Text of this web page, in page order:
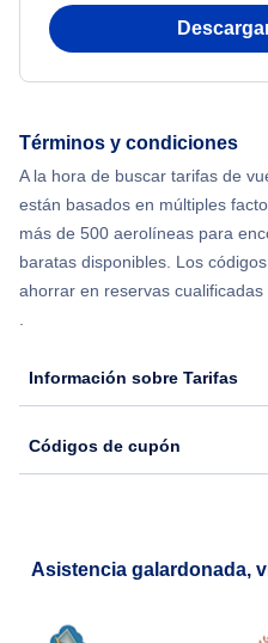
Términos y condiciones
A la hora de buscar tarifas de
están basados en múltiples
más de 500 aerolíneas para
baratas disponibles. Los
ahorrar en reservas
.
Información sobre Tarifas
Códigos de cupón
Asistencia galardonada,